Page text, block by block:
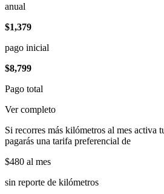
anual
$1,379
pago inicial
$8,799
Pago total
Ver completo
Si recorres más kilómetros al mes activa
pagarás una tarifa preferencial de
$480 al mes
sin reporte de kilómetros